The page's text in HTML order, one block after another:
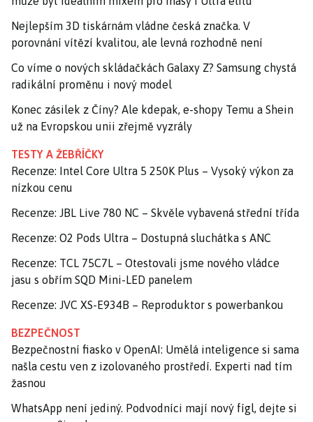
Nejlepším 3D tiskárnám vládne česká značka. V
porovnání vítězí kvalitou, ale levná rozhodně není
Co víme o nových skládačkách Galaxy Z? Samsung chystá
radikální proměnu i nový model
Konec zásilek z Číny? Ale kdepak, e-shopy Temu a Shein
už na Evropskou unii zřejmě vyzrály
TESTY A ŽEBŘÍČKY
Recenze: Intel Core Ultra 5 250K Plus – Vysoký výkon za
nízkou cenu
Recenze: JBL Live 780 NC – Skvěle vybavená střední třída
Recenze: O2 Pods Ultra – Dostupná sluchátka s ANC
Recenze: TCL 75C7L – Otestovali jsme nového vládce
jasu s obřím SQD Mini-LED panelem
Recenze: JVC XS-E934B – Reproduktor s powerbankou
BEZPEČNOST
Bezpečnostní fiasko v OpenAI: Umělá inteligence si sama
našla cestu ven z izolovaného prostředí. Experti nad tím
žasnou
WhatsApp není jediný. Podvodníci mají nový fígl, dejte si